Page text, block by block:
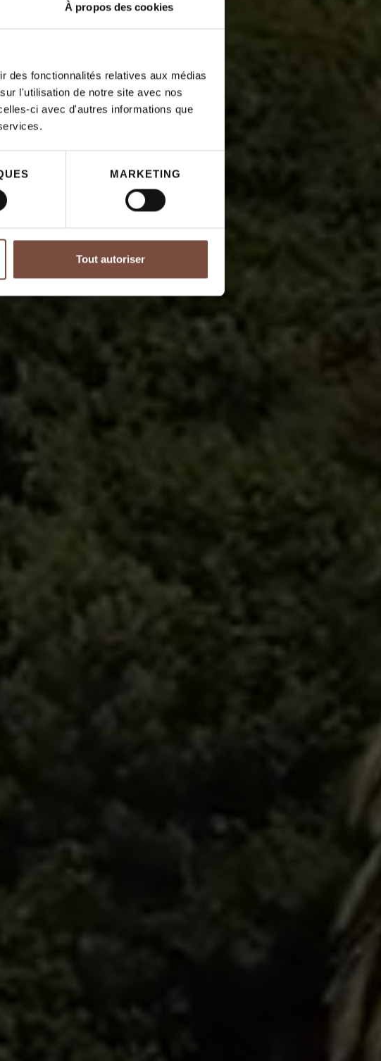
À propos des cookies
des fonctionnalités relatives aux médias
l'utilisation de notre site avec nos
ci avec d'autres informations que
MARKETING
Tout autoriser